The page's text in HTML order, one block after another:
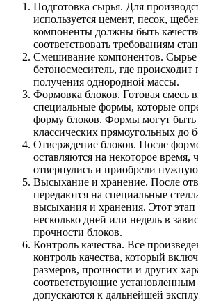
Подготовка сырья. Для
используется цемент, песок,
компоненты должны быть
соответствовать требованиям
Смешивание компонентов. Сырье
бетоносмеситель, где
получения однородной массы.
Формовка блоков. Готовая смесь
специальные формы, которые
форму блоков. Формы могут быть
классических прямоугольных до
Отверждение блоков. После
оставляются на некоторое
отвернулись и приобрели
Высыхание и хранение. После
передаются на специальные
высыхания и хранения. Этот
несколько дней или недель в
прочности блоков.
Контроль качества. Все
контроль качества, который
размеров, прочности и других
соответствующие установленным
допускаются к дальнейшей